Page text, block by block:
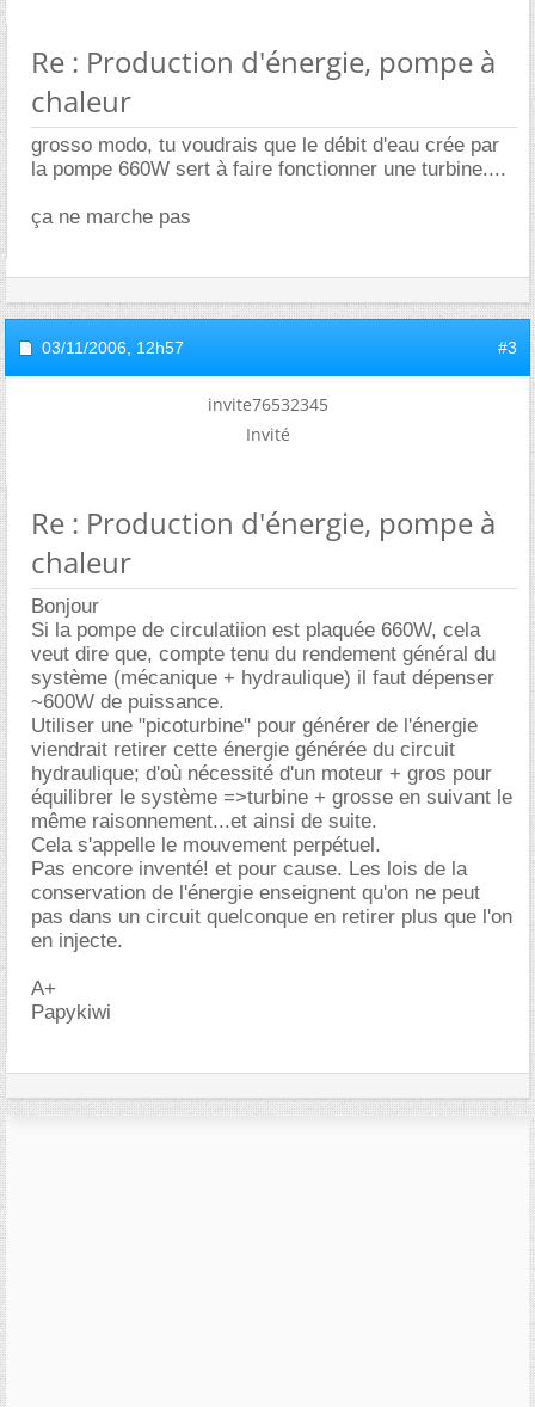
Re : Production d'énergie, pompe à
chaleur
grosso modo, tu voudrais que le débit d'eau crée par
la pompe 660W sert à faire fonctionner une turbine....
ça ne marche pas
03/11/2006, 12h57 #3
invite76532345
Invité
Re : Production d'énergie, pompe à
chaleur
Bonjour
Si la pompe de circulatiion est plaquée 660W, cela
veut dire que, compte tenu du rendement général du
système (mécanique + hydraulique) il faut dépenser
~600W de puissance.
Utiliser une "picoturbine" pour générer de l'énergie
viendrait retirer cette énergie générée du circuit
hydraulique; d'où nécessité d'un moteur + gros pour
équilibrer le système =>turbine + grosse en suivant le
même raisonnement...et ainsi de suite.
Cela s'appelle le mouvement perpétuel.
Pas encore inventé! et pour cause. Les lois de la
conservation de l'énergie enseignent qu'on ne peut
pas dans un circuit quelconque en retirer plus que l'on
en injecte.
A+
Papykiwi